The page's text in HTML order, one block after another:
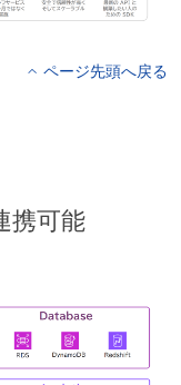
ページ先頭へ戻る
携可能